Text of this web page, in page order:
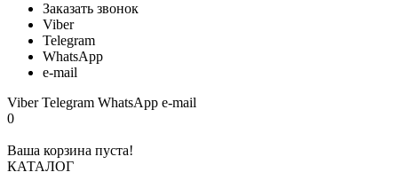
Заказать звонок
Viber
Telegram
WhatsApp
e-mail
ViberTelegram WhatsApp e-mail
0
Ваша корзина пуста!
КАТАЛОГ